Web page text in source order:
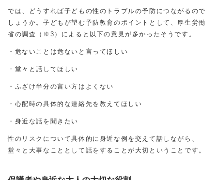
では、どうすれば子どもの性のトラブルの予防につながるので
しょうか。子どもが望む予防教育のポイントとして、厚生労働
省の調査（※3）によると以下の意見が多かったそうです。
・危ないことは危ないと言ってほしい
・堂々と話してほしい
・ふざけ半分の言い方はよくない
・心配時の具体的な連絡先を教えてほしい
・身近な話を聞きたい
性のリスクについて具体的に身近な例を交えて話しながら、
堂々と大事なこととして話をすることが大切ということです。